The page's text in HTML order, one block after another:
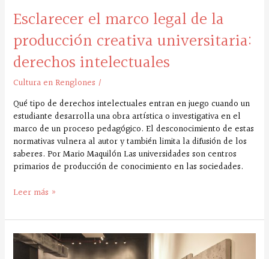
Esclarecer el marco legal de la
producción creativa universitaria:
derechos intelectuales
Cultura en Renglones /
Qué tipo de derechos intelectuales entran en juego cuando un
estudiante desarrolla una obra artística o investigativa en el
marco de un proceso pedagógico. El desconocimiento de estas
normativas vulnera al autor y también limita la difusión de los
saberes. Por Mario Maquilón Las universidades son centros
primarios de producción de conocimiento en las sociedades.
Leer más »
La
optimización